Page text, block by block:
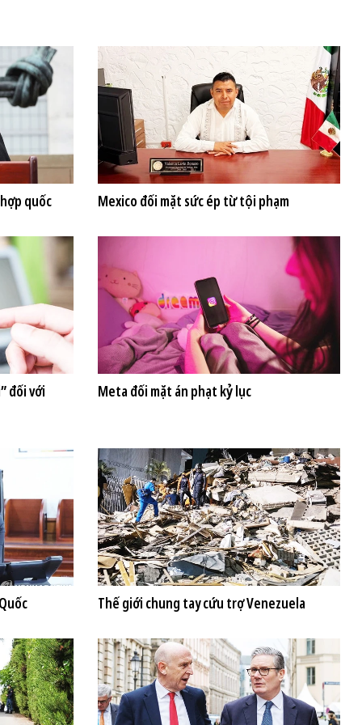
quốc Mexico đối mặt sức ép từ tội phạm
đối với
Meta đối mặt án phạt kỷ lục
Thế giới chung tay cứu trợ Venezuela